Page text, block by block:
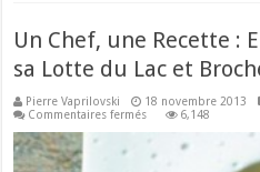
Un Chef, une Recette :
sa Lotte du Lac et
Pierre Vaprilovski 18 novembre 2013
Commentaires ferméssur
une
6,148